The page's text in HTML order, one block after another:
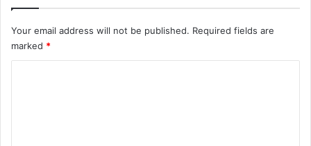
Your email address will not be published. Required fields are
marked *